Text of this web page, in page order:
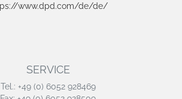
www.dpd.com/de/de/
SERVICE
Tel.: +49 (0) 6052 928469